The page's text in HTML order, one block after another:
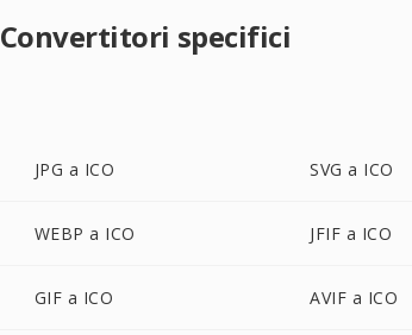
Convertitori specifici
JPG a ICO SVG a ICO
WEBP a ICO JFIF a ICO
GIF a ICO AVIF a ICO